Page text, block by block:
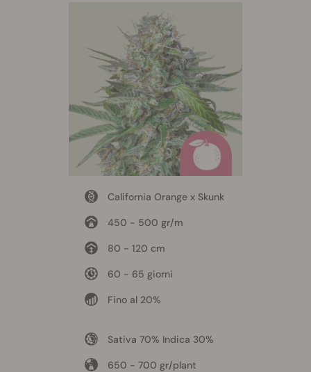
California Orange x Skunk
450 - 500 gr/m
80 - 120 cm
60 - 65 giorni
Fino al 20%
Sativa 70% Indica 30%
650 - 700 gr/plant